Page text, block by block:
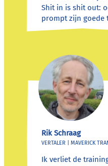
Shit in is shit out:
prompt zijn goede
Rik Schraag
VERTALER | MAVERICK
Ik verliet de